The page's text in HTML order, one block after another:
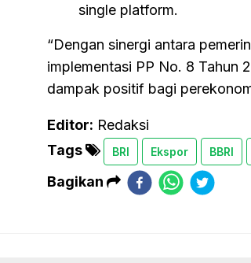
single platform.
“Dengan sinergi antara
implementasi PP No. 8 Tahun
dampak positif bagi
Editor: Redaksi
Tags
BRI Ekspor BBRI
Bagikan